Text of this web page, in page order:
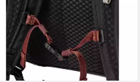
SANDQVIST
Rucksack Ridge Hike -
Rucksack 16" 42 cm (black)
157,92 €
lieferbar - in 2-3 Werktagen bei dir